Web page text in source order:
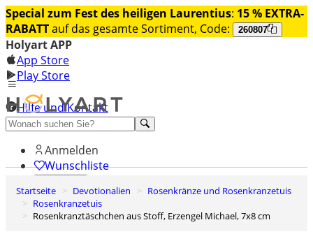
Special zum Fest des heiligen Laurentius: 15 % EXTRA-
RABATTauf das gesamte Sortiment, Code: 260807
Holyart APP
App Store
Play Store
Hilfe und Kontakt
Entdecken Sie Premium
Anmelden
Wunschliste
0
Warenkorb
Startseite Devotionalien
Rosenkränze und Rosenkranzetuis
Rosenkranzetuis
Rosenkranztäschchen aus Stoff, Erzengel Michael, 7x8 cm